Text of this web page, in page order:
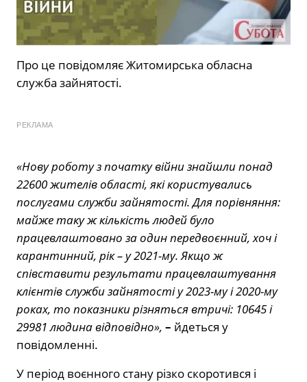
Про це повідомляє Житомирська обласна
служба зайнятості.
РЕКЛАМА
«Нову роботу з початку війни знайшли понад
22600 жителів області, які користувались
послугами служби зайнятості. Для порівняння:
майже таку ж кількість людей було
працевлаштовано за один передвоєнний, хоч і
карантинний, рік – у 2021-му. Якщо ж
співставити результати працевлаштування
клієнтів служби зайнятості у 2023-му і 2020-му
роках, то показники різняться втричі: 10645 і
29981 людина відповідно», – йдеться у
повідомленні.
У період воєнного стану різко скоротився і